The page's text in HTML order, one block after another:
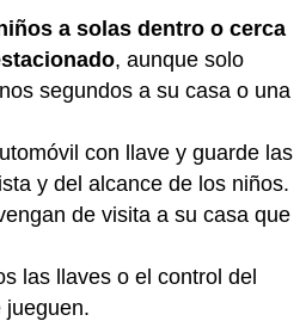
a solas dentro o cerca
, aunque solo
segundos a su casa o una
con llave y guarde las
y del alcance de los niños.
de visita a su casa que
las llaves o el control del
jueguen.